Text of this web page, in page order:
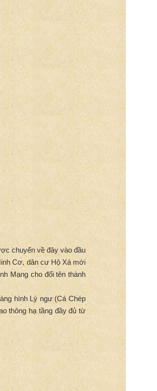
chuyển về đây vào đầu
Cơ, dân cư Hộ Xá mới
Mạng cho đổi tên thành
hình Lý ngư (Cá Chép
thông hạ tầng đầy đủ từ